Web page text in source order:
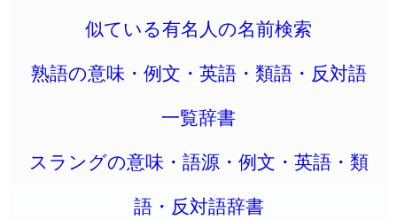
似ている有名人の名前検索
熟語の意味・例文・英語・類語・反対語
一覧辞書
スラングの意味・語源・例文・英語・類
語・反対語辞書